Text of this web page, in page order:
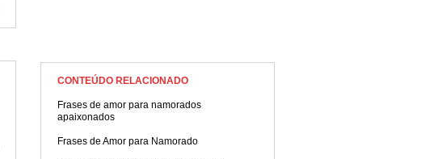
CONTEÚDO RELACIONADO
Frases de amor para namorados
apaixonados
Frases de Amor para Namorado